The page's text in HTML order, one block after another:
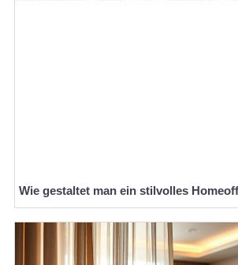
Wie gestaltet man ein stilvolles